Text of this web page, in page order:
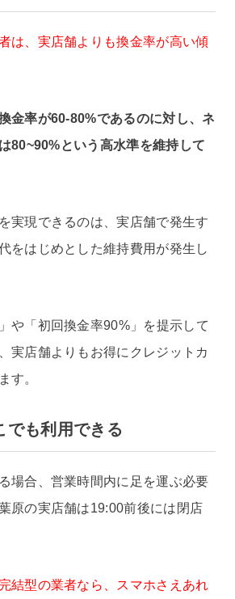
は、実店舗よりも換金率が高い傾
金率が60-80%であるのに対し、ネ
80~90%という高水準を維持して
実現できるのは、実店舗で発生す
をはじめとした維持費用が発生し
や「初回換金率90%」を提示して
実店舗よりもお得にクレジットカ
す。
でも利用できる
場合、営業時間内に足を運ぶ必要
原の実店舗は19:00前後には閉店
結型の業者なら、スマホさえあれ